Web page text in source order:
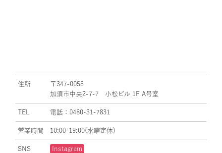
住所
〒347-0055
加須市中央2-7-7 小松ビル 1F A号室
TEL 電話：0480-31-7831
営業時間 10:00-19:00(水曜定休)
SNS Instagram